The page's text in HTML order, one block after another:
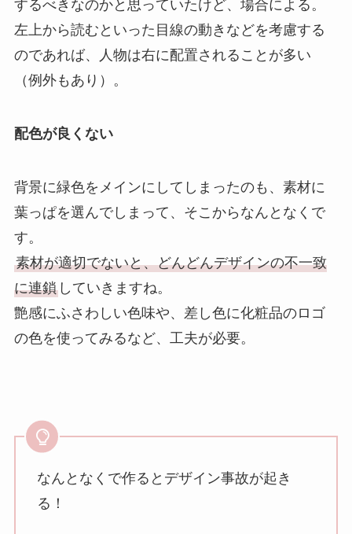
するべきなのかと思っていたけど、場合による。
左上から読むといった目線の動きなどを考慮する
のであれば、人物は右に配置されることが多い
（例外もあり）。
配色が良くない
背景に緑色をメインにしてしまったのも、素材に
葉っぱを選んでしまって、そこからなんとなくで
す。
素材が適切でないと、どんどんデザインの不一致
に連鎖していきますね。
艶感にふさわしい色味や、差し色に化粧品のロゴ
の色を使ってみるなど、工夫が必要。
なんとなくで作るとデザイン事故が起き
る！